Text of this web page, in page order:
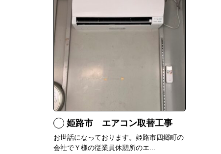
姫路市 エアコン取替工事
お世話になっております。姫路市四郷町の
会社でＹ様の従業員休憩所のエ...